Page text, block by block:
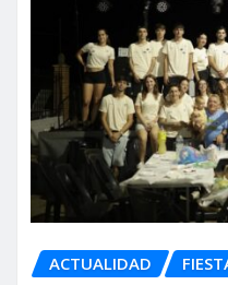
ACTUALIDAD